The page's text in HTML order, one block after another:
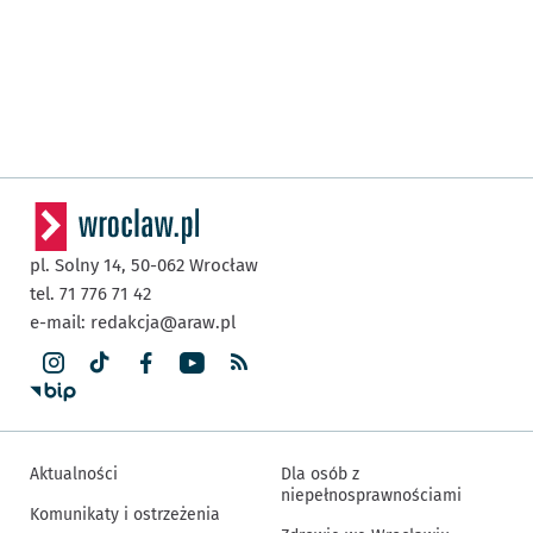
pl. Solny 14, 50-062 Wrocław
tel. 71 776 71 42
e-mail: redakcja@araw.pl
Aktualności
Komunikaty i ostrzeżenia
Dla osób z
niepełnosprawnościami